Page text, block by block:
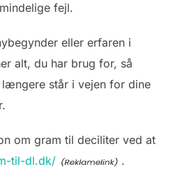
fejl.
eller erfaren i
alt, du har brug for, så
står i vejen for dine
om gram til deciliter ved at
til-dl.dk/ .